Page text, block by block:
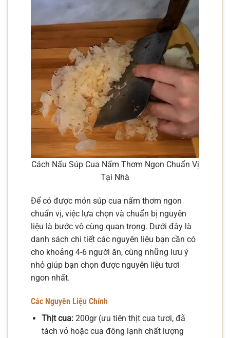
Cách Nấu Súp Cua Nấm Thơm Ngon Chuẩn Vị
Tại Nhà
Để có được món súp cua nấm thơm ngon
chuẩn vị, việc lựa chọn và chuẩn bị nguyên
liệu là bước vô cùng quan trọng. Dưới đây là
danh sách chi tiết các nguyên liệu bạn cần có
cho khoảng 4-6 người ăn, cùng những lưu ý
nhỏ giúp bạn chọn được nguyên liệu tươi
ngon nhất.
Các Nguyên Liệu Chính
Thịt cua:200gr (ưu tiên thịt cua tươi, đã
tách vỏ hoặc cua đông lạnh chất lượng